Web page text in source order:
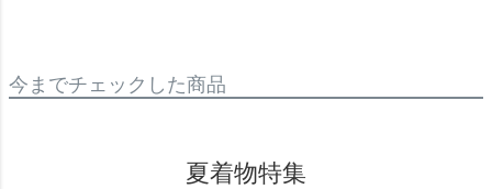
今までチェックした商品
夏着物特集